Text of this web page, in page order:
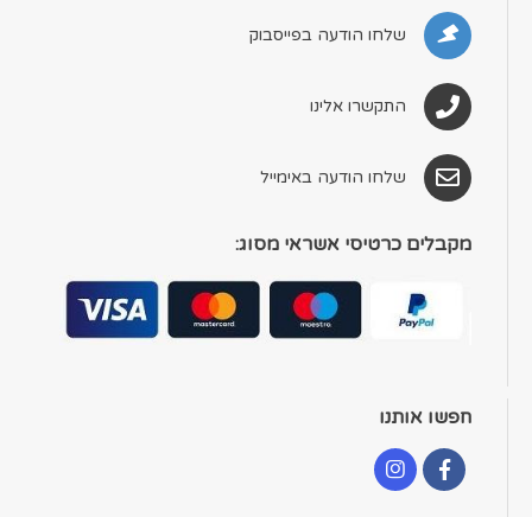
שלחו הודעה בפייסבוק
התקשרו אלינו
שלחו הודעה באימייל
מקבלים כרטיסי אשראי מסוג:
חפשו אותנו